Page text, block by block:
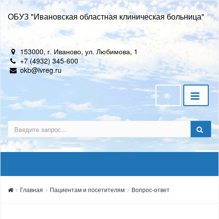
ОБУЗ "Ивановская областная клиническая больница"
153000, г. Иваново, ул. Любимова, 1
+7 (4932) 345-600
okb@ivreg.ru
Главная Пациентам и посетителям Вопрос-ответ